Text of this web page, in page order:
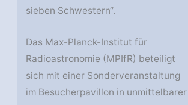
sieben Schwestern“.
Das Max-Planck-Institut für
Radioastronomie (MPIfR) beteiligt
sich mit einer Sonderveranstaltung
im Besucherpavillon in unmittelbarer